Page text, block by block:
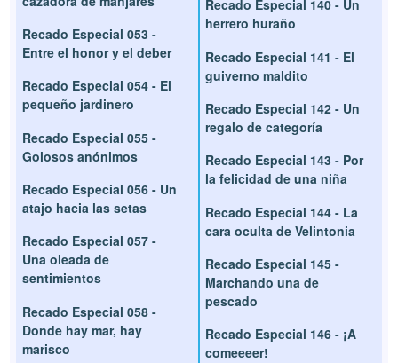
Recado Especial 053 -
Entre el honor y el deber
Recado Especial 054 - El
pequeño jardinero
Recado Especial 055 -
Golosos anónimos
Recado Especial 056 - Un
atajo hacia las setas
Recado Especial 057 -
Una oleada de
sentimientos
Recado Especial 058 -
Donde hay mar, hay
marisco
Recado Especial 140 - Un
herrero huraño
Recado Especial 141 - El
guiverno maldito
Recado Especial 142 - Un
regalo de categoría
Recado Especial 143 - Por
la felicidad de una niña
Recado Especial 144 - La
cara oculta de Velintonia
Recado Especial 145 -
Marchando una de
pescado
Recado Especial 146 - ¡A
comeeeer!